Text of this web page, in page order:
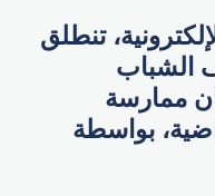
تنطلق
الشباب
ممارسة
بواسطة